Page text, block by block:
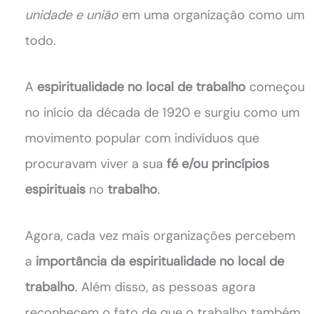
unidade e união em uma organização como um
todo.
A espiritualidade no local de trabalho começou
no início da década de 1920 e surgiu como um
movimento popular com indivíduos que
procuravam viver a sua fé e/ou princípios
espirituais no trabalho.
Agora, cada vez mais organizações percebem
a importância da espiritualidade no local de
trabalho. Além disso, as pessoas agora